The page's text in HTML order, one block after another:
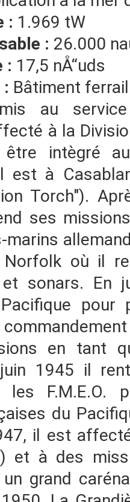
: 1.969 tW
: 26.000
: 17,5 nÅ“uds
Bâtiment
au
à la
intègré
est à
Torch").
ses
marins
où il
et sonars. En
en tant
juin 1945 il
les
du
il est
et à des
grand